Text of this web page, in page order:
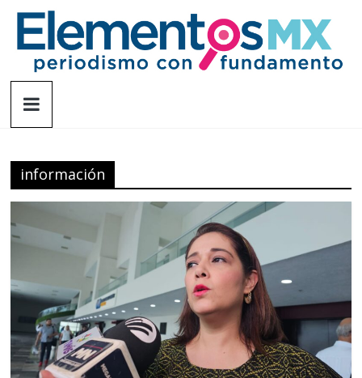
Saltar
contenido
Elementosmx
fundamento
información